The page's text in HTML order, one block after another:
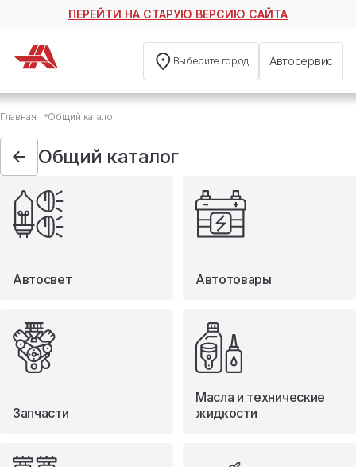
ПЕРЕЙТИ НА СТАРУЮ ВЕРСИЮ САЙТА
Выберите город Автосервис
Общий каталог
Автосвет
Автотовары
Запчасти
Масла и технические жидкости
Мототовары
Туризм
Главная Общий каталог
Общий каталог
Автосвет Автотовары
Запчасти
Масла и технические
жидкости